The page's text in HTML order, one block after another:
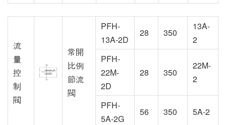
流
量
控
制
閥
常開
比例
節流
閥
PFH-
13A-2D
28 350
13A-
2
PFH-
22M-
2D
28 350
22M-
2
PFH-
5A-2G
56 350 5A-2